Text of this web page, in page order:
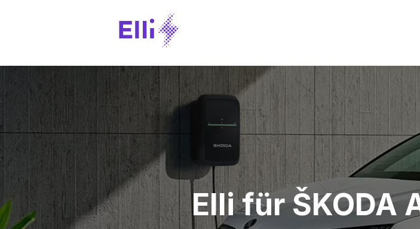
Elli für ŠKODA